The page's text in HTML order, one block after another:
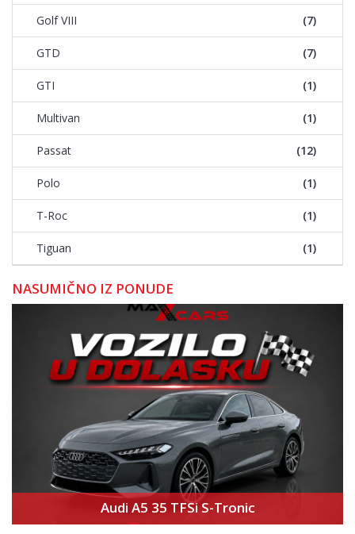
Golf VIII (7)
GTD (7)
GTI (1)
Multivan (1)
Passat (12)
Polo (1)
T-Roc (1)
Tiguan (1)
NASUMIČNO IZ PONUDE
Audi A5 35 TFSi S-Tronic